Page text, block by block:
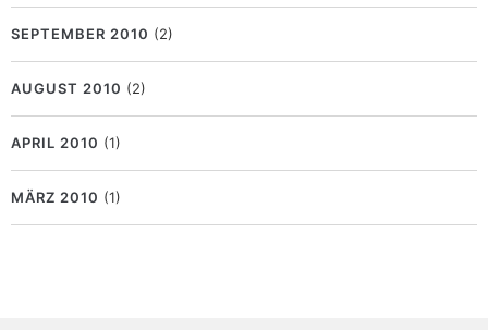
SEPTEMBER 2010 (2)
AUGUST 2010 (2)
APRIL 2010 (1)
MÄRZ 2010 (1)